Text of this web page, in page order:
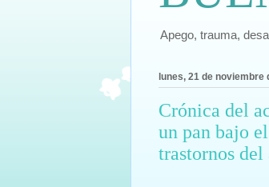
Apego, trauma,
lunes, 21 de noviembre
Crónica del
un pan bajo
trastornos del